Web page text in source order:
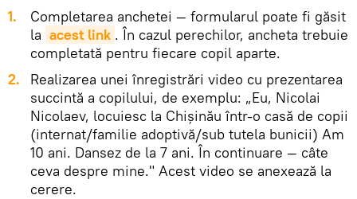
Completarea anchetei — formularul poate fi găsit
la acest link . În cazul perechilor, ancheta trebuie
completată pentru fiecare copil aparte.
Realizarea unei înregistrări video cu prezentarea
succintă a copilului, de exemplu: „Eu, Nicolai
Nicolaev, locuiesc la Chișinău într-o casă de copii
(internat/familie adoptivă/sub tutela bunicii) Am
10 ani. Dansez de la 7 ani. În continuare — câte
ceva despre mine." Acest video se anexează la
cerere.